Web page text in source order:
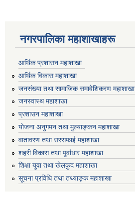
नगरपालिका महाशाखाहरू
आर्थिक प्रशासन महाशाखा
आर्थिक विकास महाशाखा
जनसंख्या तथा सामाजिक समावेशिकरण महाशाखा
जनस्वास्थ महाशाखा
प्रशासन महाशाखा
योजना अनुगमन तथा मुल्याङ्कन महाशाखा
वातावरण तथा सरसफाई महाशाखा
शहरी विकास तथा पूर्वाधार महाशाखा
शिक्षा युवा तथा खेलकुद महाशाखा
सूचना प्रविधि तथा तथ्याङ्क महाशाखा